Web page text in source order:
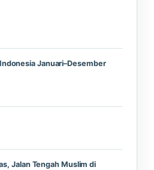
Januari–Desember
Jalan Tengah Muslim di